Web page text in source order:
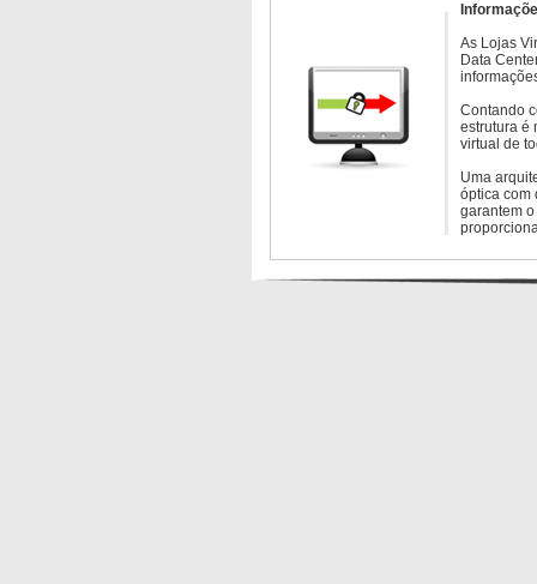
As Lojas
Data
Contando
estrutura é
virtual de
Uma
óptica com
garantem